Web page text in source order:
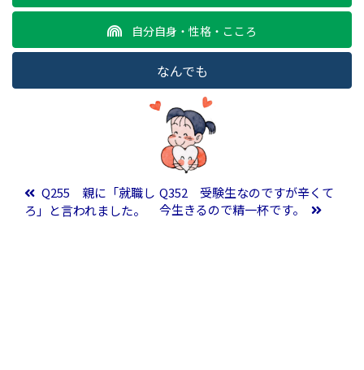
自分自身・性格・こころ
なんでも
投稿ナビゲーション
Q255 親に「就職し
ろ」と言われました。
Q352 受験生なのですが辛くて
今生きるので精一杯です。